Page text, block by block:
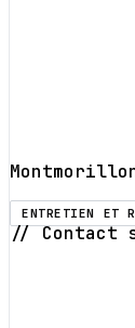
ENTRETIEN ET
// Contact